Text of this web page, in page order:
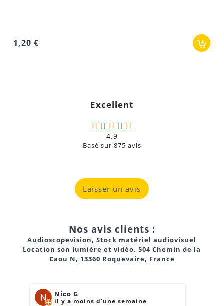
Excellent
4.9
Basé sur 875 avis
Laisser un avis
Nos avis clients :
Audioscopevision, Stock matériel audiovisuel
Location son lumière et vidéo, 504 Chemin de la
Caou N, 13360 Roquevaire, France
Nico G
il y a moins d'une semaine